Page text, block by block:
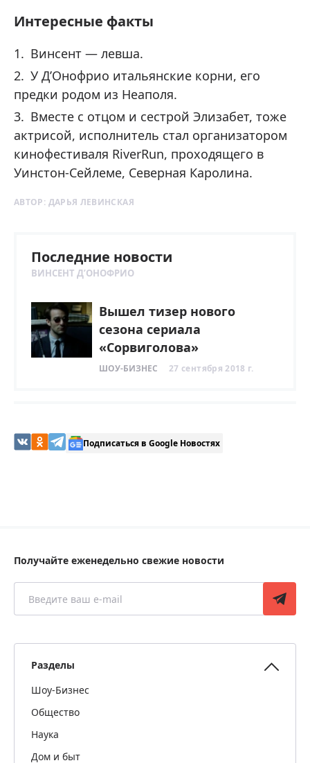
Интересные факты
Винсент — левша.
У Д’Онофрио итальянские корни, его
предки родом из Неаполя.
Вместе с отцом и сестрой Элизабет, тоже
актрисой, исполнитель стал организатором
кинофестиваля RiverRun, проходящего в
Уинстон-Сейлеме, Северная Каролина.
АВТОР: ДАРЬЯ ЛЕВИНСКАЯ
Последние новости
ВИНСЕНТ Д’ОНОФРИО
Вышел тизер нового
сезона сериала
«Сорвиголова»
ШОУ-БИЗНЕС 27 сентября 2018 г.
Подписаться в Google Новостях
Получайте еженедельно свежие новости
Разделы
Шоу-Бизнес
Общество
Наука
Дом и быт